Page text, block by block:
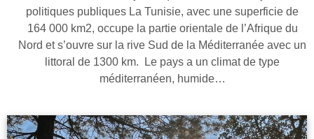
politiques publiques La Tunisie, avec une superficie de
164 000 km2, occupe la partie orientale de l’Afrique du
Nord et s’ouvre sur la rive Sud de la Méditerranée avec un
littoral de 1300 km. Le pays a un climat de type
méditerranéen, humide…